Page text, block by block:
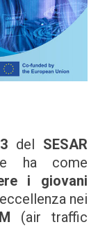
del SESAR
ha come
i giovani
nei
(air traffic